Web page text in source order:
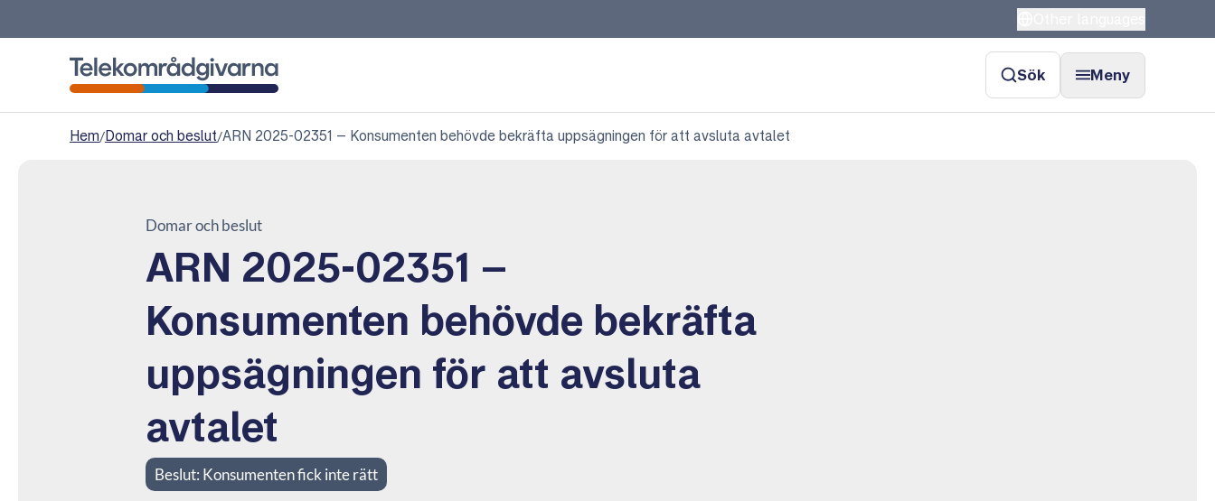
Sök Meny
Hem/Domar och beslut/ARN 2025-02351 – Konsumenten behövde bekräfta uppsägningen för att avsluta avtalet
Domar och beslut
ARN 2025-02351 –
Konsumenten behövde bekräfta
uppsägningen för att avsluta
avtalet
Beslut: Konsumenten fick inte rätt